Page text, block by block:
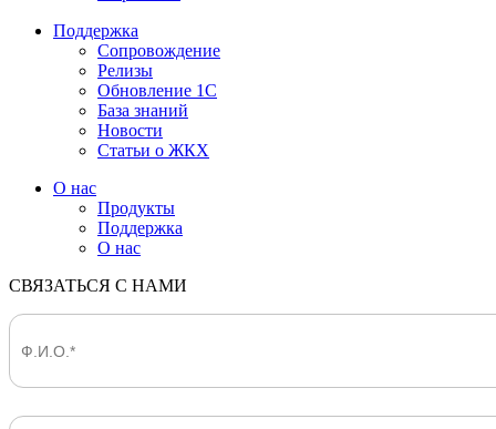
Поддержка
Сопровождение
Релизы
Обновление 1С
База знаний
Новости
Статьи о ЖКХ
О нас
Продукты
Поддержка
О нас
СВЯЗАТЬСЯ С НАМИ